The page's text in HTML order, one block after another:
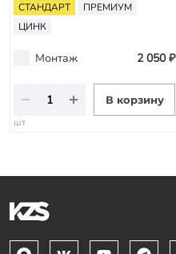
СТАНДАРТ
ПРЕМИУМ
ЦИНК
Монтаж 2 050 ₽
В корзину
шт